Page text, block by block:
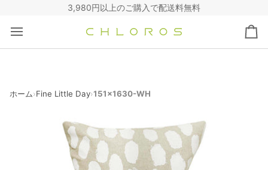
3,980円以上のご購入で配送料無料
カ
ー
ホーム›Fine Little Day›151x1630-WH